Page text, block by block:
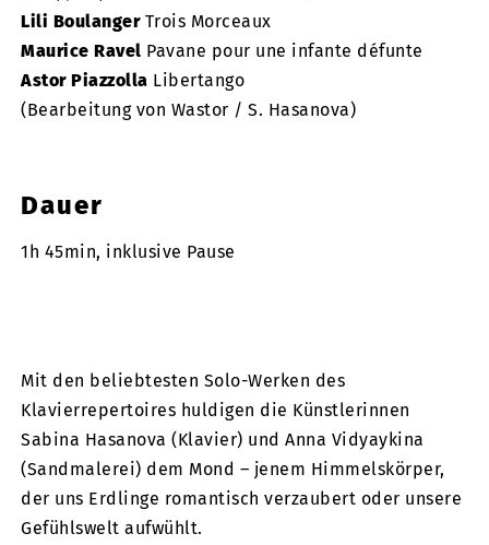
Lili BoulangerTrois Morceaux
Maurice Ravel Pavane pour une infante défunte
Astor Piazzolla Libertango
(Bearbeitung von Wastor / S. Hasanova)
Dauer
1h 45min, inklusive Pause
Mit den beliebtesten Solo-Werken des
Klavierrepertoires huldigen die Künstlerinnen
Sabina Hasanova (Klavier) und Anna Vidyaykina
(Sandmalerei) dem Mond – jenem Himmelskörper,
der uns Erdlinge romantisch verzaubert oder unsere
Gefühlswelt aufwühlt.